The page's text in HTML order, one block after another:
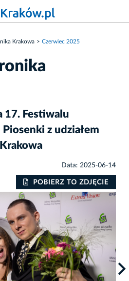
Krakowa Czerwiec 2025
17. Festiwalu
z udziałem
Data: 2025-06-14
POBIERZ TO ZDJĘCIE